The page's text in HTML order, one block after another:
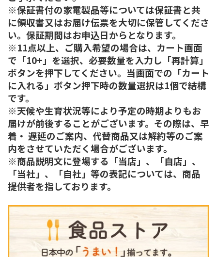
※保証書付の家電製品等については保証書と共
に領収書又はお届け伝票を大切に保管してくださ
い。保証期間はお申込日からとなります。
※11点以上、ご購入希望の場合は、カート画面
で「10+」を選択、必要数量を入力し「再計算」
ボタンを押下してください。当画面での「カート
に入れる」ボタン押下時の数量選択は1個で結構
です。
※天候や生育状況等により予定の時期よりもお
届けが前後することがございます。その際は、早
着・ 遅延のご案内、代替商品又は解約等のご案
内をさせていただく場合がございます。
※商品説明文に登場する「当店」、「自店」、
「当社」、「自社」等の表記については、商品
提供者を指しております。